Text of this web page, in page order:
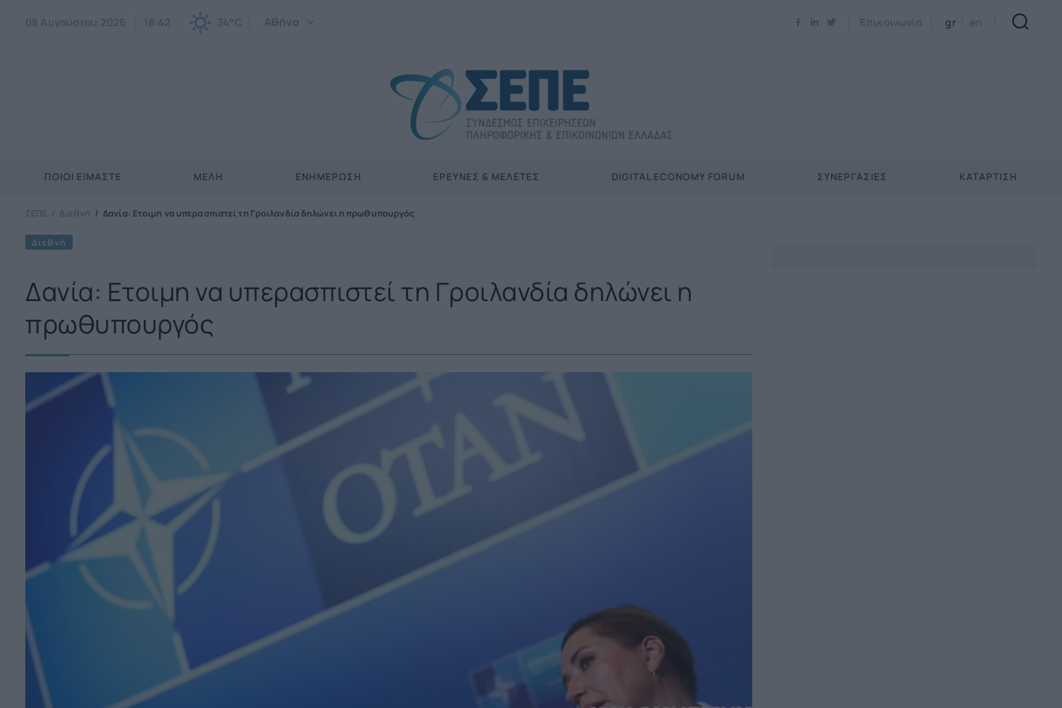
08 Αυγούστου 2026 18:42 34°C Αθήνα Επικοινωνία gr en
ΠΟΙΟΙ ΕΊΜΑΣΤΕ ΜΈΛΗ ΕΝΗΜΕΡΩΣΗ ΈΡΕΥΝΕΣ & ΜΕΛΈΤΕΣ DIGITAL ECONOMY FORUM ΣΥΝΕΡΓΑΣΊΕΣ ΚΑΤΆΡΤΙΣΗ
ΣΕΠΕ Διεθνή Δανία: Ετοιμη να υπερασπιστεί τη Γροιλανδία δηλώνει η πρωθυπουργός
Διεθνή
Δανία: Ετοιμη να υπερασπιστεί τη Γροιλανδία δηλώνει η
πρωθυπουργός
Newsletter Email*